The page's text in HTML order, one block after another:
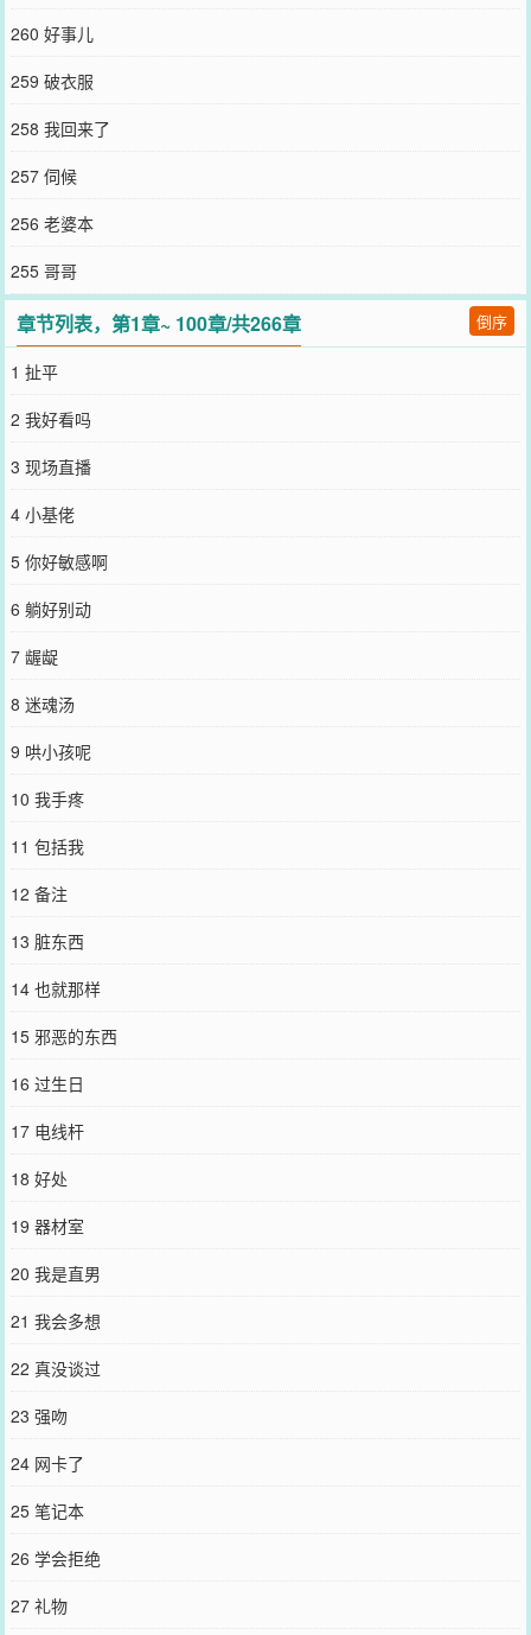
260 好事儿
259 破衣服
258 我回来了
257 伺候
256 老婆本
255 哥哥
章节列表，第1章~ 100章/共266章 倒序
1 扯平
2 我好看吗
3 现场直播
4 小基佬
5 你好敏感啊
6 躺好别动
7 龌龊
8 迷魂汤
9 哄小孩呢
10 我手疼
11 包括我
12 备注
13 脏东西
14 也就那样
15 邪恶的东西
16 过生日
17 电线杆
18 好处
19 器材室
20 我是直男
21 我会多想
22 真没谈过
23 强吻
24 网卡了
25 笔记本
26 学会拒绝
27 礼物